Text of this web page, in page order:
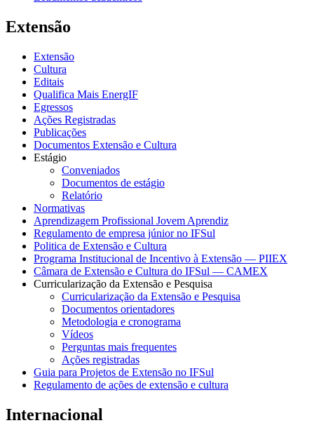
Extensão
Extensão
Cultura
Editais
Qualifica Mais EnergIF
Egressos
Ações Registradas
Publicações
Documentos Extensão e Cultura
Estágio
Conveniados
Documentos de estágio
Relatório
Normativas
Aprendizagem Profissional Jovem Aprendiz
Regulamento de empresa júnior no IFSul
Politica de Extensão e Cultura
Programa Institucional de Incentivo à Extensão — PIIEX
Câmara de Extensão e Cultura do IFSul — CAMEX
Curricularização da Extensão e Pesquisa
Curricularização da Extensão e Pesquisa
Documentos orientadores
Metodologia e cronograma
Vídeos
Perguntas mais frequentes
Ações registradas
Guia para Projetos de Extensão no IFSul
Regulamento de ações de extensão e cultura
Internacional